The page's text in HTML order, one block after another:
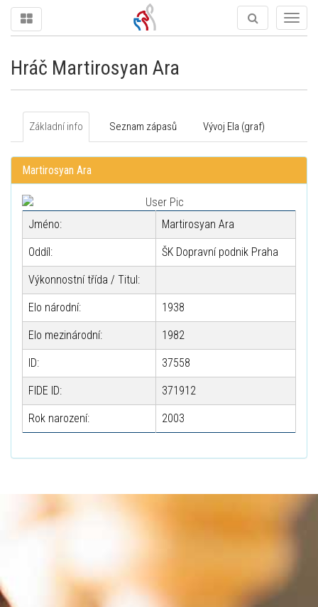
Hráč Martirosyan Ara
Základní info Seznam zápasů Vývoj Ela (graf)
Martirosyan Ara
Jméno: Martirosyan Ara
Oddíl: ŠK Dopravní podnik Praha
Výkonnostní třída / Titul:
Elo národní: 1938
Elo mezinárodní: 1982
ID: 37558
FIDE ID: 371912
Rok narození: 2003